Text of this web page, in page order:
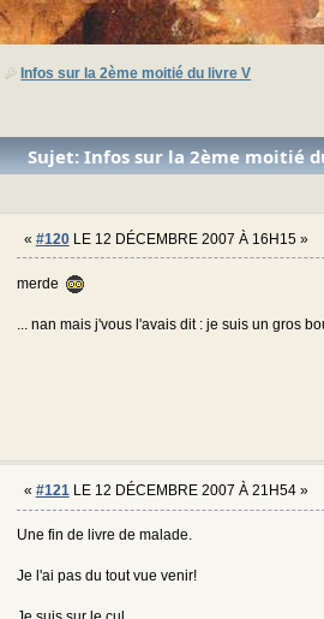
Infos sur la 2ème moitié du livre V
Sujet: Infos sur la 2ème moitié
« #120LE 12 DÉCEMBRE 2007 À 16H15 »
merde
... nan mais j'vous l'avais dit : je suis un gros
« #121LE 12 DÉCEMBRE 2007 À 21H54 »
Une fin de livre de malade.
Je l'ai pas du tout vue venir!